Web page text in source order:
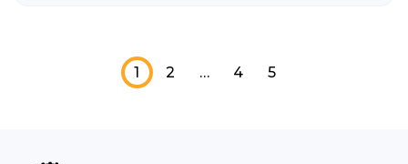
1 2 … 4 5